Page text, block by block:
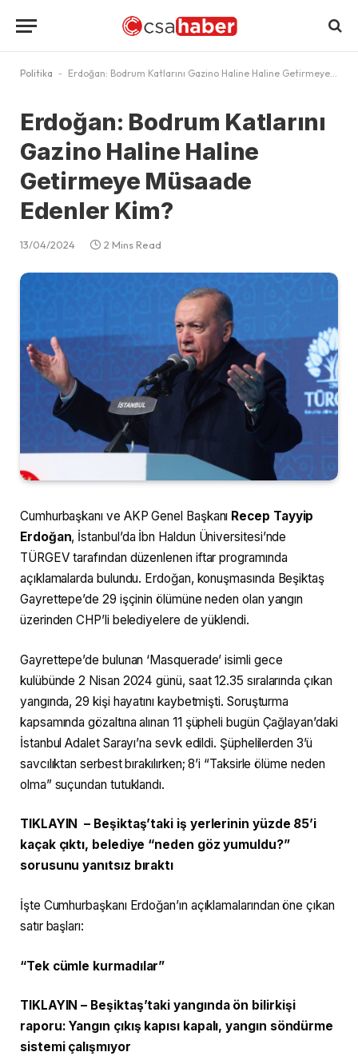
Politika - Erdoğan: Bodrum Katlarını Gazino Haline Haline Getirmeye Müsaade Edenler Kim?
Erdoğan: Bodrum Katlarını
Gazino Haline Haline
Getirmeye Müsaade
Edenler Kim?
13/04/2024 2 Mins Read
Cumhurbaşkanı ve AKP Genel Başkanı Recep Tayyip
Erdoğan, İstanbul’da İbn Haldun Üniversitesi’nde
TÜRGEV tarafından düzenlenen iftar programında
açıklamalarda bulundu. Erdoğan, konuşmasında Beşiktaş
Gayrettepe’de 29 işçinin ölümüne neden olan yangın
üzerinden CHP’li belediyelere de yüklendi.
Gayrettepe’de bulunan ‘Masquerade’ isimli gece
kulübünde 2 Nisan 2024 günü, saat 12.35 sıralarında çıkan
yangında, 29 kişi hayatını kaybetmişti. Soruşturma
kapsamında gözaltına alınan 11 şüpheli bugün Çağlayan’daki
İstanbul Adalet Sarayı’na sevk edildi. Şüphelilerden 3’ü
savcılıktan serbest bırakılırken; 8’i “Taksirle ölüme neden
olma” suçundan tutuklandı.
TIKLAYIN – Beşiktaş’taki iş yerlerinin yüzde 85’i
kaçak çıktı, belediye “neden göz yumuldu?”
sorusunu yanıtsız bıraktı
İşte Cumhurbaşkanı Erdoğan’ın açıklamalarından öne çıkan
satır başları:
“Tek cümle kurmadılar”
TIKLAYIN – Beşiktaş’taki yangında ön bilirkişi
raporu: Yangın çıkış kapısı kapalı, yangın söndürme
sistemi çalışmıyor